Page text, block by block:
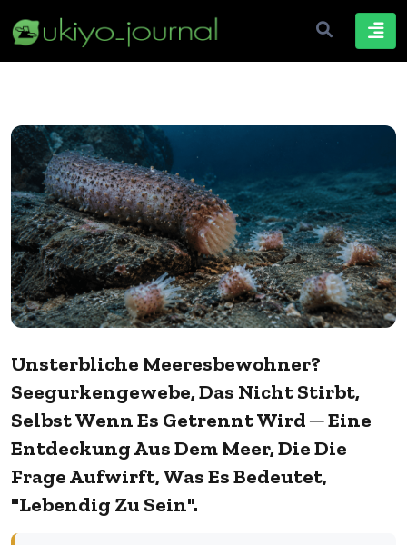
Unsterbliche Meeresbewohner?
Seegurkengewebe, Das Nicht Stirbt,
Selbst Wenn Es Getrennt Wird ─ Eine
Entdeckung Aus Dem Meer, Die Die
Frage Aufwirft, Was Es Bedeutet,
"lebendig Zu Sein".